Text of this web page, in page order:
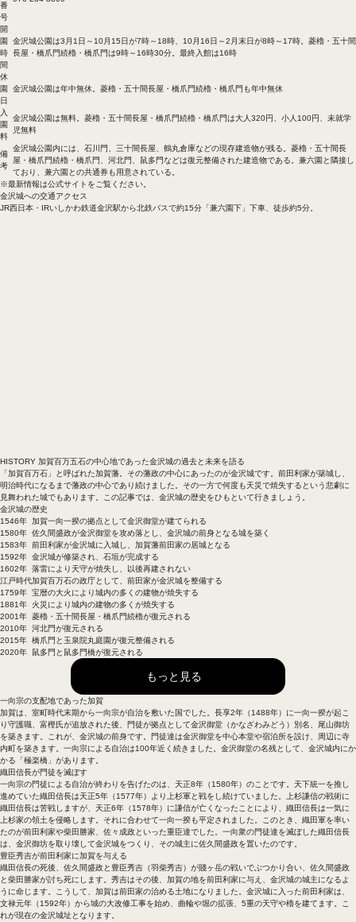
番
号
開
園
時
間
金沢城公園は3月1日～10月15日が7時～18時、10月16日～2月末日が8時～17時。菱櫓・五十間
長屋・橋爪門続櫓・橋爪門は9時～16時30分。最終入館は16時
休
園
日
金沢城公園は年中無休。菱櫓・五十間長屋・橋爪門続櫓・橋爪門も年中無休
入
園
料
金沢城公園は無料。菱櫓・五十間長屋・橋爪門続櫓・橋爪門は大人320円、小人100円、未就学
児無料
備
考
金沢城公園内には、石川門、三十間長屋、鶴丸倉庫などの現存建造物が残る。菱櫓・五十間長
屋・橋爪門続櫓・橋爪門、河北門、鼠多門などは復元整備された建造物である。兼六園と隣接し
ており、兼六園との共通券も用意されている。
※最新情報は公式サイトをご覧ください。
金沢城への交通アクセス
JR西日本・IRいしかわ鉄道金沢駅から北鉄バスで約15分「兼六園下」下車、徒歩約5分。
HISTORY 加賀百万五石の中心地であった金沢城の過去と未来を語る
「加賀百万石」と呼ばれた加賀藩。その藩政の中心にあったのが金沢城です。前田利家が築城し、
明治時代になるまで藩政の中心であり続けました。その一方で何度も天災で焼失するという悲劇に
見舞われた城でもあります。この記事では、金沢城の歴史をひもといて行きましょう。
金沢城の歴史
1546年 加賀一向一揆の拠点として金沢御堂が建てられる
1580年 佐久間盛政が金沢御堂を攻め落とし、金沢城の前身となる城を築く
1583年 前田利家が金沢城に入城し、加賀藩前田家の居城となる
1592年 金沢城が修築され、石垣が完成する
1602年 落雷により天守が焼失し、以後再建されない
江戸時代加賀百万石の政庁として、前田家が金沢城を整備する
1759年 宝暦の大火により城内の多くの建物が焼失する
1881年
火災により城内の建物の多くが焼失する
2001年 菱櫓・五十間長屋・橋爪門続櫓が復元される
2010年 河北門が復元される
2015年 橋爪門と玉泉院丸庭園が復元整備される
2020年
鼠多門と鼠多門橋が復元される
もっと見る
一向宗の支配地であった加賀
加賀は、室町時代末期から一向宗が自治を敷いた国でした。長享2年（1488年）に一向一揆が起こ
り守護職、富樫氏が追放された後、門徒が拠点として金沢御堂（かなざわみどう）別名、尾山御坊
を築きます。これが、金沢城の前身です。門徒達は金沢御堂を中心本堂や宿泊所を設け、周辺に寺
内町を築きます。一向宗による自治は100年近く続きました。金沢御堂の名残として、金沢城内にか
かる「極楽橋」があります。
織田信長が門徒を滅ぼす
一向宗の門徒による自治が終わりを告げたのは、天正8年（1580年）のことです。天下統一を推し
進めていた織田信長は天正5年（1577年）より上杉軍と戦をし続けていました。上杉謙信の戦術に
織田信長は苦戦しますが、天正6年（1578年）に謙信が亡くなったことにより、織田信長は一気に
上杉家の領土を侵略します。それに合わせて一向一揆も平定されました。このとき、織田軍を率い
たのが前田利家や柴田勝家、佐々成政といった重臣達でした。一向衆の門徒達を滅ぼした織田信長
は、金沢御坊を取り壊して金沢城をつくり、その城主に佐久間盛政を置いたのです。
豊臣秀吉が前田利家に加賀を与える
織田信長の死後、佐久間盛政と豊臣秀吉（羽柴秀吉）が賤ヶ岳の戦いでぶつかり合い、佐久間盛政
と柴田勝家が討ち死にします。秀吉はその後、加賀の地を前田利家に与え、金沢城の城主になるよ
うに命じます。こうして、加賀は前田家の治める土地になりました。金沢城に入った前田利家は、
文禄元年（1592年）から城の大改修工事を始め、曲輪や堀の拡張、5重の天守や櫓を建てます。こ
れが現在の金沢城址となります。